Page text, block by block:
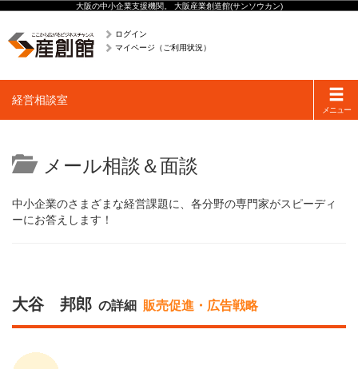
大阪の中小企業支援機関。 大阪産業創造館(サンソウカン)
ログイン
マイページ（ご利用状況）
Toggle
メニュー
経営相談室
メール相談＆面談
中小企業のさまざまな経営課題に、各分野の専門家がスピーディ
ーにお答えします！
大谷 邦郎 の詳細 販売促進・広告戦略